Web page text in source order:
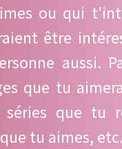
ou qui
être
aussi.
que tu
que tu
tu aimes, etc.